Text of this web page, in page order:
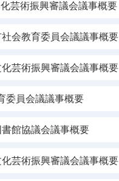
芸術振興審議会議事概要
会教育委員会議議事概要
芸術振興審議会議事概要
委員会議議事概要
館協議会議事概要
芸術振興審議会議事概要